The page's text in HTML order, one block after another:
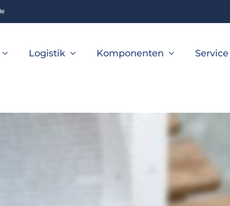
Logistik Komponenten Service